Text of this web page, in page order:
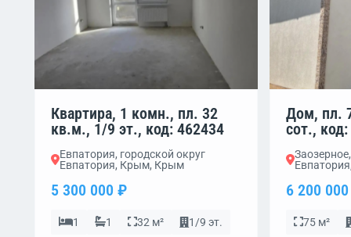
Квартира, 1 комн., пл. 32
кв.м., 1/9 эт., код: 462434
Евпатория, городской округ
Евпатория, Крым, Крым
5 300 000 ₽
1 1 32 м² 1/9 эт.
Дом, пл.
сот.,
6 200
75 м²